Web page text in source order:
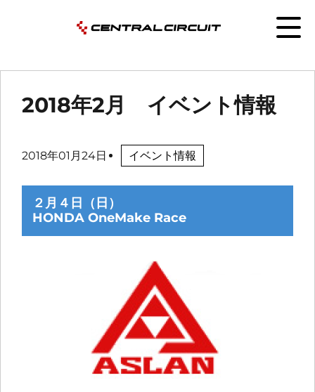
2018年2月 イベント情報
2018年01月24日 イベント情報
２月４日（日）
HONDA OneMake Race